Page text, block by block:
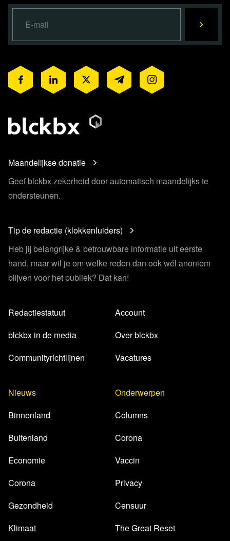
Lees verder
Maandelijkse donatie
Geef blckbx zekerheid door automatisch maandelijks te
ondersteunen.
Tip de redactie (klokkenluiders)
Heb jij belangrijke & betrouwbare informatie uit eerste
hand, maar wil je om welke reden dan ook wél anoniem
blijven voor het publiek? Dat kan!
Redactiestatuut
blckbx in de media
Communityrichtlijnen
Account
Over blckbx
Vacatures
Nieuws
Binnenland
Buitenland
Economie
Corona
Gezondheid
Klimaat
Onderwerpen
Columns
Corona
Vaccin
Privacy
Censuur
The Great Reset